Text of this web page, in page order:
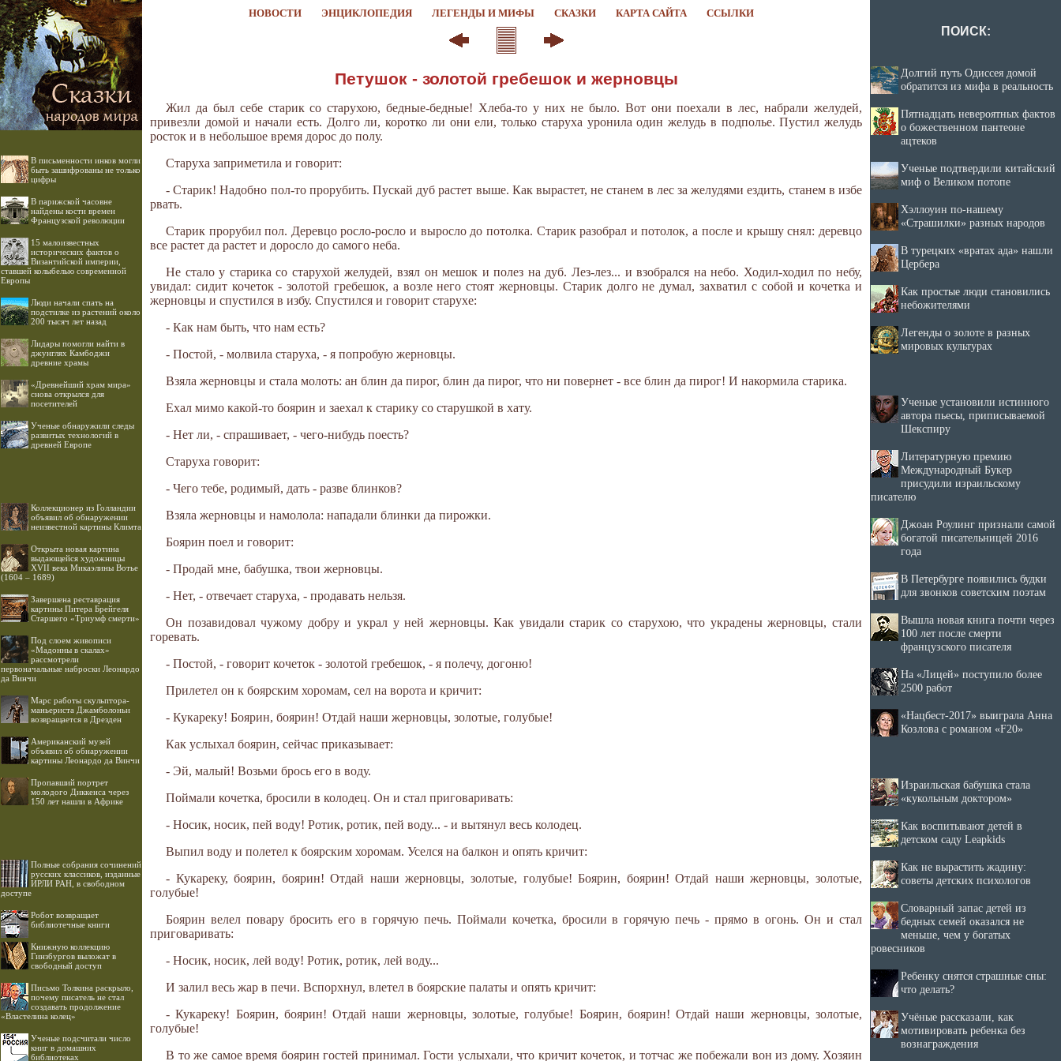
НОВОСТИ ЭНЦИКЛОПЕДИЯ ЛЕГЕНДЫ И МИФЫ СКАЗКИ КАРТА САЙТА ССЫЛКИ
В письменности инков могли
быть зашифрованы не только
цифры
В парижской часовне
найдены кости времен
Французской революции
15 малоизвестных
исторических фактов о
Византийской империи,
ставшей колыбелью современной
Европы
Люди начали спать на
подстилке из растений около
200 тысяч лет назад
Лидары помогли найти в
джунглях Камбоджи
древние храмы
«Древнейший храм мира»
снова открылся для
посетителей
Ученые обнаружили следы
развитых технологий в
древней Европе
Коллекционер из Голландии
объявил об обнаружении
неизвестной картины Климта
Открыта новая картина
выдающейся художницы
XVII века Микаэлины Вотье
(1604 – 1689)
Завершена реставрация
картины Питера Брейгеля
Старшего «Триумф смерти»
Под слоем живописи
«Мадонны в скалах»
рассмотрели
первоначальные наброски Леонардо
да Винчи
Марс работы скульптора-
маньериста Джамболоньи
возвращается в Дрезден
Американский музей
объявил об обнаружении
картины Леонардо да Винчи
Пропавший портрет
молодого Диккенса через
150 лет нашли в Африке
Полные собрания сочинений
русских классиков, изданные
ИРЛИ РАН, в свободном
доступе
Робот возвращает
библиотечные книги
Книжную коллекцию
Гинзбургов выложат в
свободный доступ
Письмо Толкина раскрыло,
почему писатель не стал
создавать продолжение
«Властелина колец»
Ученые подсчитали число
книг в домашних
библиотеках
Петушок - золотой гребешок и жерновцы
Жил да был себе старик со старухою, бедные-бедные! Хлеба-то у них не было. Вот они поехали в лес, набрали желудей,
привезли домой и начали есть. Долго ли, коротко ли они ели, только старуха уронила один желудь в подполье. Пустил желудь
росток и в небольшое время дорос до полу.
Старуха заприметила и говорит:
- Старик! Надобно пол-то прорубить. Пускай дуб растет выше. Как вырастет, не станем в лес за желудями ездить, станем в избе
рвать.
Старик прорубил пол. Деревцо росло-росло и выросло до потолка. Старик разобрал и потолок, а после и крышу снял: деревцо
все растет да растет и доросло до самого неба.
Не стало у старика со старухой желудей, взял он мешок и полез на дуб. Лез-лез... и взобрался на небо. Ходил-ходил по небу,
увидал: сидит кочеток - золотой гребешок, а возле него стоят жерновцы. Старик долго не думал, захватил с собой и кочетка и
жерновцы и спустился в избу. Спустился и говорит старухе:
- Как нам быть, что нам есть?
- Постой, - молвила старуха, - я попробую жерновцы.
Взяла жерновцы и стала молоть: ан блин да пирог, блин да пирог, что ни повернет - все блин да пирог! И накормила старика.
Ехал мимо какой-то боярин и заехал к старику со старушкой в хату.
- Нет ли, - спрашивает, - чего-нибудь поесть?
Старуха говорит:
- Чего тебе, родимый, дать - разве блинков?
Взяла жерновцы и намолола: нападали блинки да пирожки.
Боярин поел и говорит:
- Продай мне, бабушка, твои жерновцы.
- Нет, - отвечает старуха, - продавать нельзя.
Он позавидовал чужому добру и украл у ней жерновцы. Как увидали старик со старухою, что украдены жерновцы, стали
горевать.
- Постой, - говорит кочеток - золотой гребешок, - я полечу, догоню!
Прилетел он к боярским хоромам, сел на ворота и кричит:
- Кукареку! Боярин, боярин! Отдай наши жерновцы, золотые, голубые!
Как услыхал боярин, сейчас приказывает:
- Эй, малый! Возьми брось его в воду.
Поймали кочетка, бросили в колодец. Он и стал приговаривать:
- Носик, носик, пей воду! Ротик, ротик, пей воду... - и вытянул весь колодец.
Выпил воду и полетел к боярским хоромам. Уселся на балкон и опять кричит:
- Кукареку, боярин, боярин! Отдай наши жерновцы, золотые, голубые! Боярин, боярин! Отдай наши жерновцы, золотые,
голубые!
Боярин велел повару бросить его в горячую печь. Поймали кочетка, бросили в горячую печь - прямо в огонь. Он и стал
приговаривать:
- Носик, носик, лей воду! Ротик, ротик, лей воду...
И залил весь жар в печи. Вспорхнул, влетел в боярские палаты и опять кричит:
- Кукареку! Боярин, боярин! Отдай наши жерновцы, золотые, голубые! Боярин, боярин! Отдай наши жерновцы, золотые,
голубые!
В то же самое время боярин гостей принимал. Гости услыхали, что кричит кочеток, и тотчас же побежали вон из дому. Хозяин
ПОИСК:
Долгий путь Одиссея домой
обратится из мифа в реальность
Пятнадцать невероятных фактов
о божественном пантеоне
ацтеков
Ученые подтвердили китайский
миф о Великом потопе
Хэллоуин по-нашему
«Страшилки» разных народов
В турецких «вратах ада» нашли
Цербера
Как простые люди становились
небожителями
Легенды о золоте в разных
мировых культурах
Ученые установили истинного
автора пьесы, приписываемой
Шекспиру
Литературную премию
Международный Букер
присудили израильскому
писателю
Джоан Роулинг признали самой
богатой писательницей 2016
года
В Петербурге появились будки
для звонков советским поэтам
Вышла новая книга почти через
100 лет после смерти
французского писателя
На «Лицей» поступило более
2500 работ
«Нацбест-2017» выиграла Анна
Козлова с романом «F20»
Израильская бабушка стала
«кукольным доктором»
Как воспитывают детей в
детском саду Leapkids
Как не вырастить жадину:
советы детских психологов
Словарный запас детей из
бедных семей оказался не
меньше, чем у богатых
ровесников
Ребенку снятся страшные сны:
что делать?
Учёные рассказали, как
мотивировать ребенка без
вознаграждения